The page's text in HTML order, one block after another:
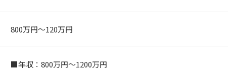
800万円〜120万円
■年収：800万円～1200万円